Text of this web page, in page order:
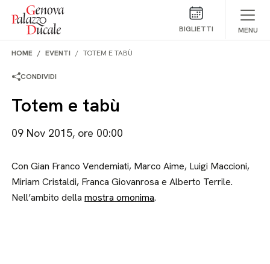
Salta al contenuto
BIGLIETTI MENU
HOME EVENTI TOTEM E TABÙ
CONDIVIDI
Totem e tabù
09 Nov 2015, ore 00:00
Con Gian Franco Vendemiati, Marco Aime, Luigi Maccioni,
Miriam Cristaldi, Franca Giovanrosa e Alberto Terrile.
Nell’ambito dellamostra omonima.